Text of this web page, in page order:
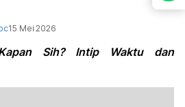
15 Mei 2026
Sih? Intip Waktu dan